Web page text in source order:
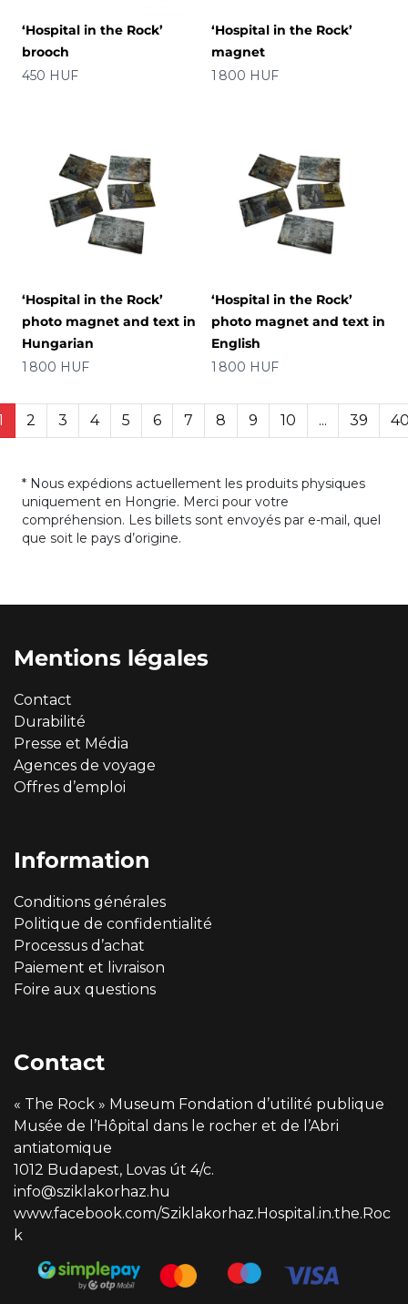
‘Hospital in the Rock’
brooch
Prix
450 HUF
‘Hospital in the Rock’
magnet
Prix
1 800 HUF
‘Hospital in the Rock’
photo magnet and text in
Hungarian
Prix
1 800 HUF
‘Hospital in the Rock’
photo magnet and text in
English
Prix
1 800 HUF
2 3 4 5 6 7 8 9 10 ... 39
* Nous expédions actuellement les produits physiques
uniquement en Hongrie. Merci pour votre
compréhension. Les billets sont envoyés par e-mail, quel
que soit le pays d’origine.
Mentions légales
Contact
Durabilité
Presse et Média
Agences de voyage
Offres d’emploi
Information
Conditions générales
Politique de confidentialité
Processus d’achat
Paiement et livraison
Foire aux questions
Contact
« The Rock » Museum Fondation d’utilité publique
Musée de l’Hôpital dans le rocher et de l’Abri
antiatomique
1012 Budapest, Lovas út 4/c.
info@sziklakorhaz.hu
www.facebook.com/Sziklakorhaz.Hospital.in.the.Roc
k